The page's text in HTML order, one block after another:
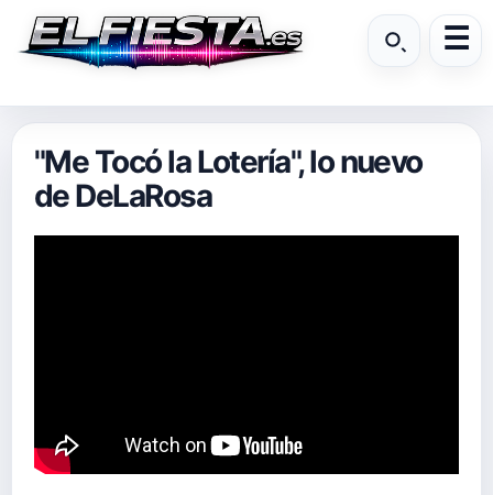
"Me Tocó la Lotería", lo nuevo
de DeLaRosa